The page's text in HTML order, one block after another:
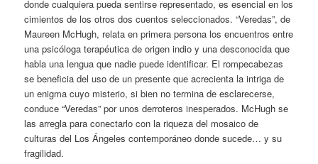
donde cualquiera pueda sentirse representado, es esencial en los
cimientos de los otros dos cuentos seleccionados. “Veredas”, de
Maureen McHugh, relata en primera persona los encuentros entre
una psicóloga terapéutica de origen indio y una desconocida que
habla una lengua que nadie puede identificar. El rompecabezas
se beneficia del uso de un presente que acrecienta la intriga de
un enigma cuyo misterio, si bien no termina de esclarecerse,
conduce “Veredas” por unos derroteros inesperados. McHugh se
las arregla para conectarlo con la riqueza del mosaico de
culturas del Los Ángeles contemporáneo donde sucede… y su
fragilidad.